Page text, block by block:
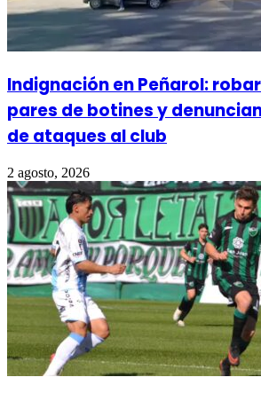
Indignación en Peñarol:
pares de botines y
de ataques al club
2 agosto, 2026